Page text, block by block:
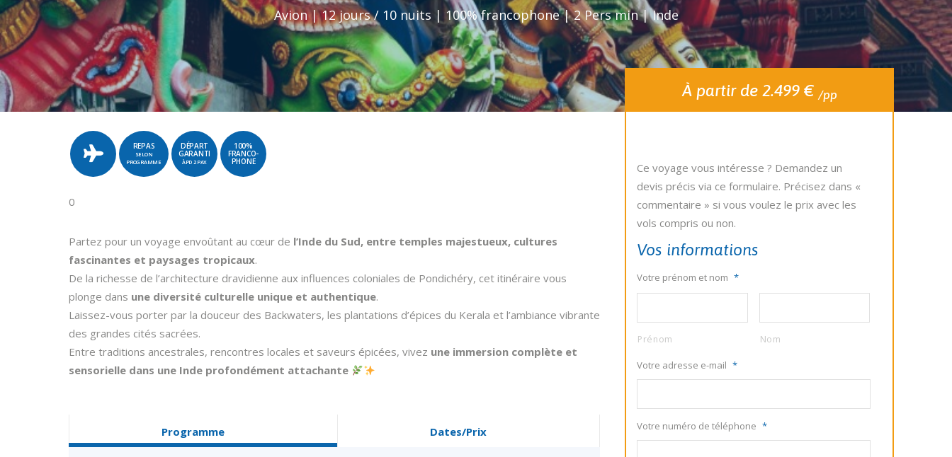
Avion | 12 jours / 10 nuits | 100% francophone | 2 Pers min | Inde
REPAS
SELON
PROGRAMME
DÉPART
GARANTI
ÀPD 2 PAX
100%
FRANCO-
PHONE
0
Partez pour un voyage envoûtant au cœur de l’Inde du Sud, entre temples majestueux, cultures
fascinantes et paysages tropicaux.
De la richesse de l’architecture dravidienne aux influences coloniales de Pondichéry, cet itinéraire vous
plonge dans une diversité culturelle unique et authentique.
Laissez-vous porter par la douceur des Backwaters, les plantations d’épices du Kerala et l’ambiance vibrante
des grandes cités sacrées.
Entre traditions ancestrales, rencontres locales et saveurs épicées, vivez une immersion complète et
sensorielle dans une Inde profondément attachante
Programme Dates/Prix
À partir de 2.499 € /pp
Ce voyage vous intéresse ? Demandez un
devis précis via ce formulaire. Précisez dans «
commentaire » si vous voulez le prix avec les
vols compris ou non.
Vos informations
Votre prénom et nom *
Prénom Nom
Votre adresse e-mail *
Votre numéro de téléphone *